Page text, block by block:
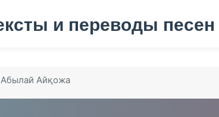
Абылай Айқожа